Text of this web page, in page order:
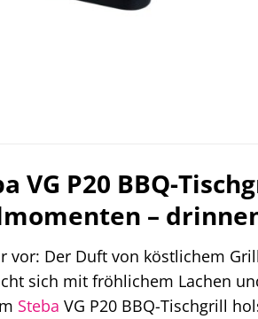
VG P20 BBQ-
–
vor: Der Duft von köstlichem
sich mit fröhlichem Lachen
Steba VG P20 BBQ-Tischgrill